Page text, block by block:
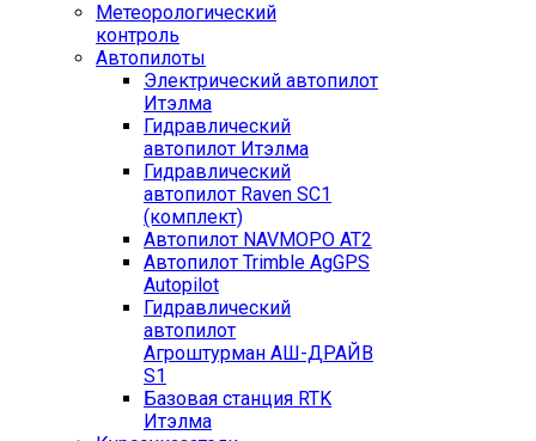
Метеорологический
контроль
Автопилоты
Электрический автопилот
Итэлма
Гидравлический
автопилот Итэлма
Гидравлический
автопилот Raven SC1
(комплект)
Автопилот NAVMOPO AT2
Автопилот Trimble AgGPS
Autopilot
Гидравлический
автопилот
Агроштурман АШ-ДРАЙВ
S1
Базовая станция RTK
Итэлма